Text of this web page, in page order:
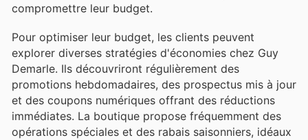
compromettre leur budget.
Pour optimiser leur budget, les clients peuvent
explorer diverses stratégies d'économies chez Guy
Demarle. Ils découvriront régulièrement des
promotions hebdomadaires, des prospectus mis à jour
et des coupons numériques offrant des réductions
immédiates. La boutique propose fréquemment des
opérations spéciales et des rabais saisonniers, idéaux